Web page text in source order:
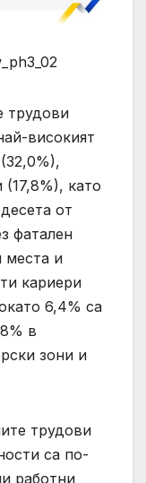
трудови
високият
като
от
фатален
места и
кариери
6,4% са
в
зони и
трудови
са по-
работни